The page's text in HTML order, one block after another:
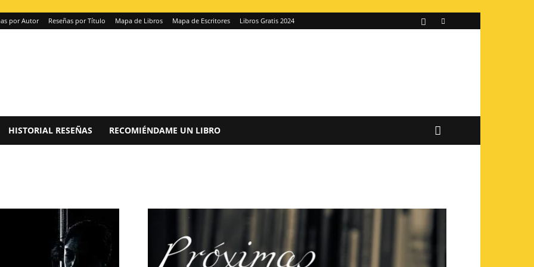
por Autor Reseñas por Título Mapa de Libros Mapa de Escritores Libros Gratis 2024
HISTORIAL RESEÑAS RECOMIÉNDAME UN LIBRO